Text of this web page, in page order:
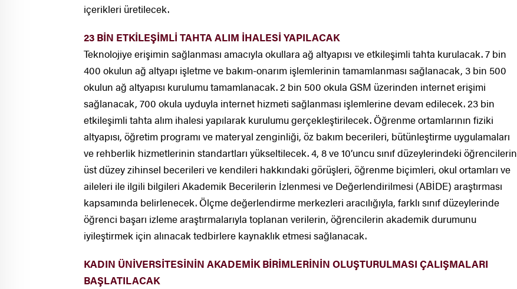
içerikleri üretilecek.
23 BİN ETKİLEŞİMLİ TAHTA ALIM İHALESİ YAPILACAK
Teknolojiye erişimin sağlanması amacıyla okullara ağ altyapısı ve etkileşimli tahta kurulacak. 7 bin
400 okulun ağ altyapı işletme ve bakım-onarım işlemlerinin tamamlanması sağlanacak, 3 bin 500
okulun ağ altyapısı kurulumu tamamlanacak. 2 bin 500 okula GSM üzerinden internet erişimi
sağlanacak, 700 okula uyduyla internet hizmeti sağlanması işlemlerine devam edilecek. 23 bin
etkileşimli tahta alım ihalesi yapılarak kurulumu gerçekleştirilecek. Öğrenme ortamlarının fiziki
altyapısı, öğretim programı ve materyal zenginliği, öz bakım becerileri, bütünleştirme uygulamaları
ve rehberlik hizmetlerinin standartları yükseltilecek. 4, 8 ve 10’uncu sınıf düzeylerindeki öğrencilerin
üst düzey zihinsel becerileri ve kendileri hakkındaki görüşleri, öğrenme biçimleri, okul ortamları ve
aileleri ile ilgili bilgileri Akademik Becerilerin İzlenmesi ve Değerlendirilmesi (ABİDE) araştırması
kapsamında belirlenecek. Ölçme değerlendirme merkezleri aracılığıyla, farklı sınıf düzeylerinde
öğrenci başarı izleme araştırmalarıyla toplanan verilerin, öğrencilerin akademik durumunu
iyileştirmek için alınacak tedbirlere kaynaklık etmesi sağlanacak.
KADIN ÜNİVERSİTESİNİN AKADEMİK BİRİMLERİNİN OLUŞTURULMASI ÇALIŞMALARI
BAŞLATILACAK